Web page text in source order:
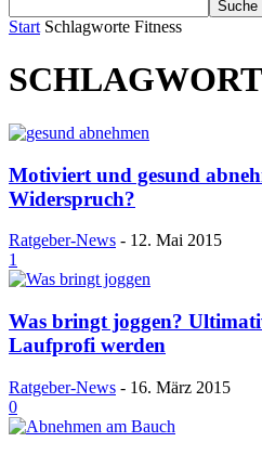
Start Schlagworte Fitness
Motiviert und gesund
Widerspruch?
Ratgeber-News - 12. Mai 2015
1
Was bringt joggen?
Laufprofi werden
Ratgeber-News - 16. März 2015
0